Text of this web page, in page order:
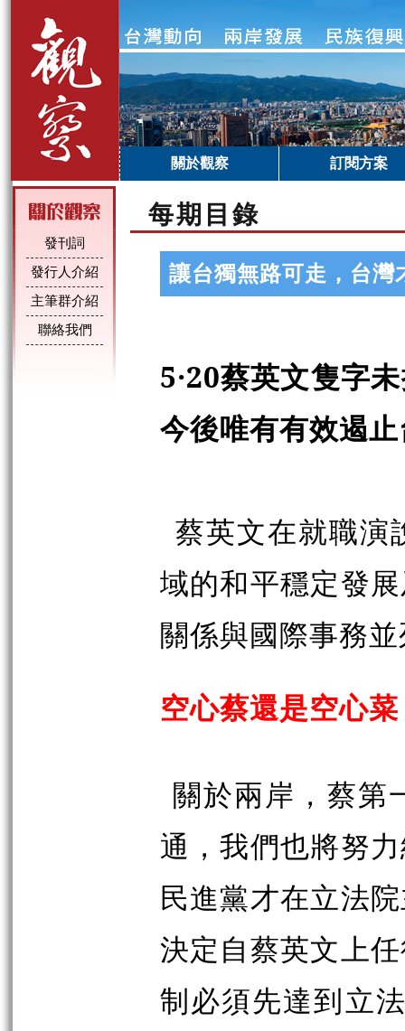
關於觀察 訂閱方案
發刊詞
發行人介紹
主筆群介紹
聯絡我們
每期目錄
讓台獨無路可走，台灣
5·20蔡英文隻字
今後唯有有效遏
蔡英文在就職演
域的和平穩定發
關係與國際事務
空心蔡還是空心菜
關於兩岸，蔡第
通，我們也將努
民進黨才在立法
決定自蔡英文上
制必須先達到立